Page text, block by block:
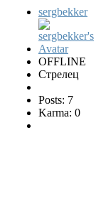
sergbekker
OFFLINE
Стрелец
Posts: 7
Karma: 0